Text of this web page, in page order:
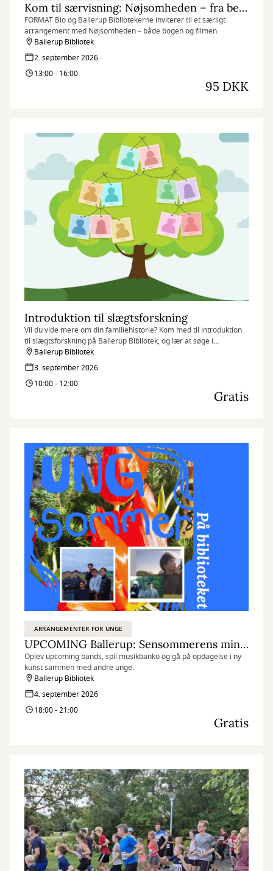
Kom til særvisning: Nøjsomheden – fra bestseller til biografoplevelse
FORMAT Bio og Ballerup Bibliotekerne inviterer til et særligt
arrangement med Nøjsomheden – både bogen og filmen.
Ballerup Bibliotek
2. september 2026
13:00 - 16:00
95 DKK
Introduktion til slægtsforskning
Vil du vide mere om din familiehistorie? Kom med til introduktion
til slægtsforskning på Ballerup Bibliotek, og lær at søge i
databaser, finde dine aner og komme godt i gang med dit
stamtræ.
Ballerup Bibliotek
3. september 2026
10:00 - 12:00
Gratis
ARRANGEMENTER FOR UNGE
UPCOMING Ballerup: Sensommerens minifestival
Oplev upcoming bands, spil musikbanko og gå på opdagelse i ny
kunst sammen med andre unge.
Ballerup Bibliotek
4. september 2026
18:00 - 21:00
Gratis